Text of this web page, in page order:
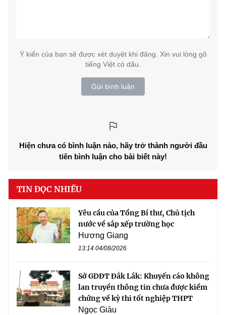
Ý kiến của bạn sẽ được xét duyệt khi đăng. Xin vui lòng gõ
tiếng Việt có dấu.
Gửi bình luận
Hiện chưa có bình luận nào, hãy trở thành người đầu
tiên bình luận cho bài biết này!
TIN ĐỌC NHIỀU
Yêu cầu của Tổng Bí thư, Chủ tịch
nước về sắp xếp trường học
Hương Giang
13:14 04/08/2026
Sở GDĐT Đắk Lắk: Khuyến cáo không
lan truyền thông tin chưa được kiểm
chứng về kỳ thi tốt nghiệp THPT
Ngọc Giàu